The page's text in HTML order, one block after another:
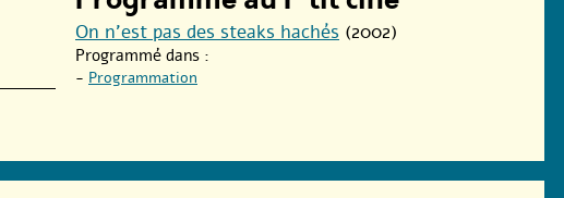
On n’est pas des steaks hachés (2002)
Programmé dans :
- Programmation